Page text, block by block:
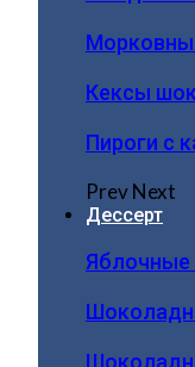
Кексы
Пироги c
PrevNext
Дессерт
Яблочные